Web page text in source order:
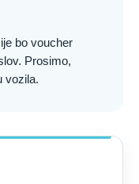
bo voucher
Prosimo,
vozila.